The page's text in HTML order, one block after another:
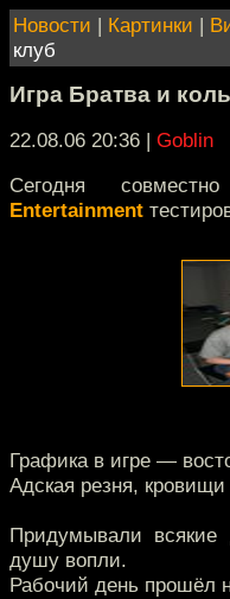
Новости | Картинки |
клуб
Игра Братва и
22.08.06 20:36 | Goblin
Сегодня
Entertainment
Графика в игре —
Адская резня,
Придумывали всякие
душу вопли.
Рабочий день прошёл